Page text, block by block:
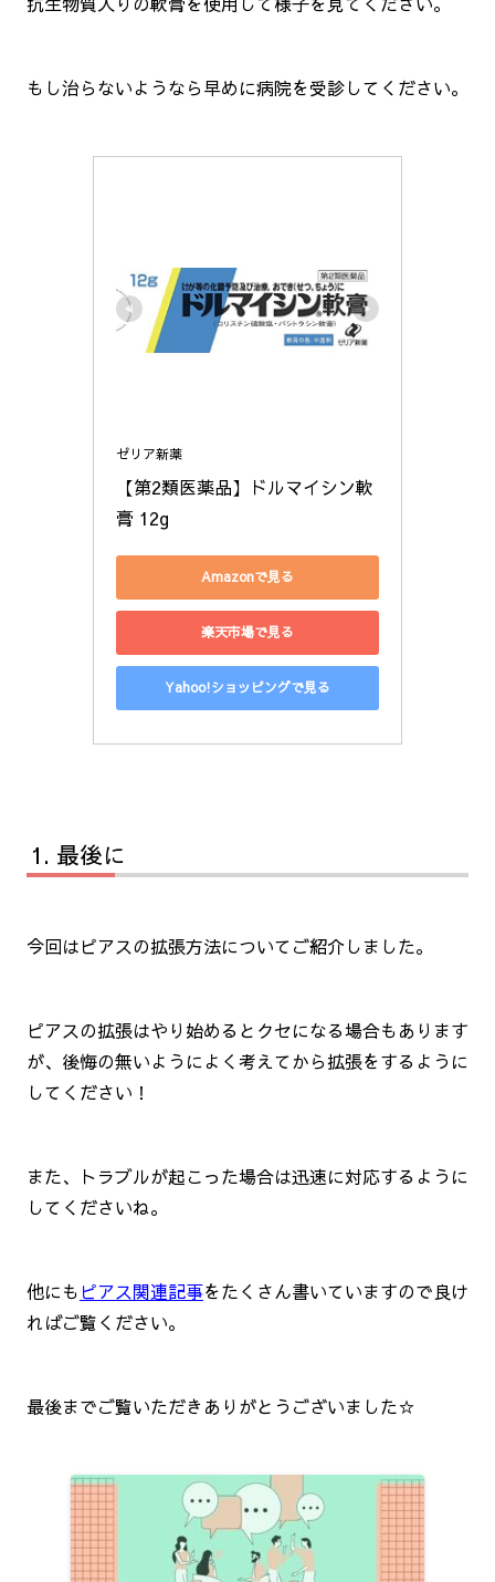
もし治らないようなら早めに病院を受診してください。
ゼリア新薬
【第2類医薬品】ドルマイシン軟
膏 12g
Amazonで見る
楽天市場で見る
Yahoo!ショッピングで見る
最後に
今回はピアスの拡張方法についてご紹介しました。
ピアスの拡張はやり始めるとクセになる場合もあります
が、後悔の無いようによく考えてから拡張をするように
してください！
また、トラブルが起こった場合は迅速に対応するように
してくださいね。
他にも ピアス関連記事をたくさん書いていますので良け
ればご覧ください。
最後までご覧いただきありがとうございました☆